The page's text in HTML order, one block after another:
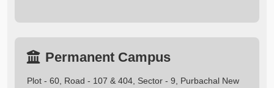
Permanent Campus
Plot - 60, Road - 107 & 404, Sector - 9, Purbachal New